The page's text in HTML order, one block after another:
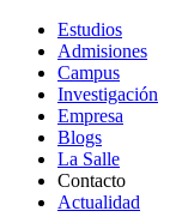
Estudios
Admisiones
Campus
Investigación
Empresa
Blogs
La Salle
Contacto
Actualidad